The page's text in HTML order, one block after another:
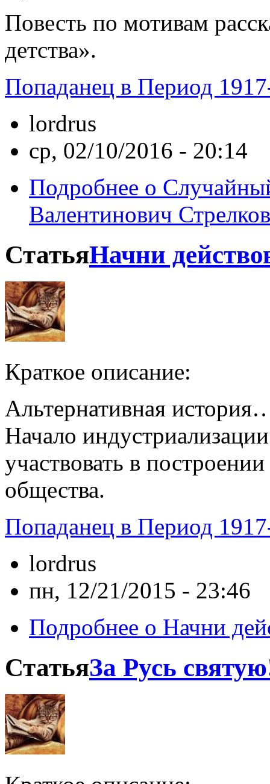
Повесть по мотивам
детства».
Попаданец в Период
lordrus
ср, 02/10/2016 - 20:14
Подробнее о
Валентинович Стрелков
СтатьяНачни
Краткое описание:
Альтернативная
Начало
участвовать в
общества.
Попаданец в Период
lordrus
пн, 12/21/2015 - 23:46
Подробнее о Начни
СтатьяЗа Русь